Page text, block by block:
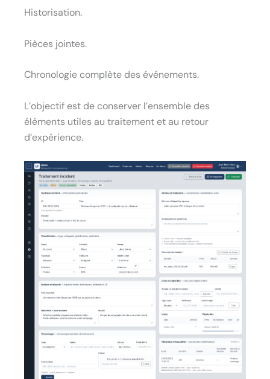
Historisation.
Pièces jointes.
Chronologie complète des événements.
L’objectif est de conserver l’ensemble des
éléments utiles au traitement et au retour
d’expérience.